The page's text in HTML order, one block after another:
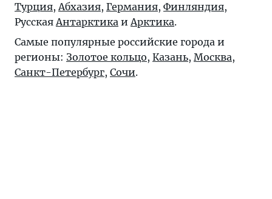
Турция,Абхазия, Германия, Финляндия,
РусскаяАнтарктика иАрктика.
Самые популярные российские города и
регионы: Золотое кольцо, Казань, Москва,
Санкт-Петербург, Сочи.